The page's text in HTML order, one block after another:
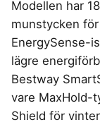
Strykjärn
Gaming router
Gaming Skärm
Gaming
Gamingbord
Gamingmus
Gamingstol
Mobilt bredband
TV
Ashwagandha
Berberine
C vitamin
Elektrolyter
Kollagen
Campingbord
Gungställning
Lekstuga
Liten
Nedgrävd
Oval
Rektangulär
Stor studsmatta
Studsmatta
Modellen har
munstycken
EnergySense-
lägre
Bestway
vare MaxHold-
Shield för